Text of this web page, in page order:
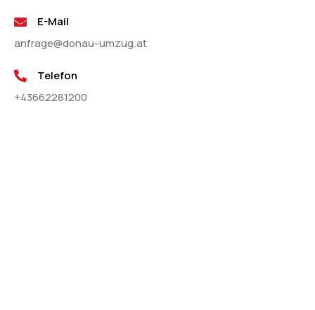
E-Mail
anfrage@donau-umzug.at
Telefon
+43662281200